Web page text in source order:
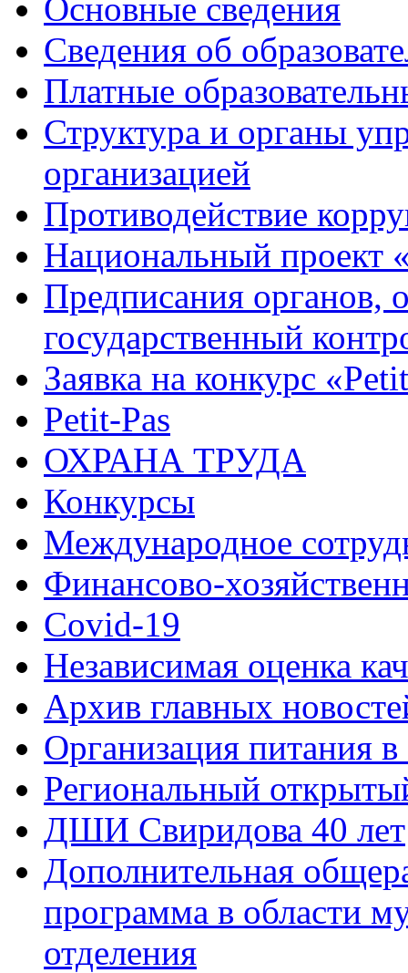
Основные сведения
Сведения об
Платные
Структура и органы
организацией
Противодействие
Национальный проект
Предписания органов,
государственный
Заявка на конкурс
Petit-Pas
ОХРАНА ТРУДА
Конкурсы
Международное
Финансово-
Covid-19
Независимая оценка
Архив главных
Организация питания в
Региональный
ДШИ Свиридова 40 лет
Дополнительная
программа в области
отделения